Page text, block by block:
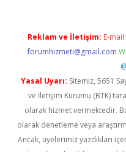
Reklam ve İletişim: E-mail:
forumhizmeti@gmail.com
Yasal Uyarı: Sitemiz, 5651
ve İletişim Kurumu (BTK)
olarak hizmet vermektedir.
olarak denetleme veya
Ancak, üyelerimiz yazdıkları